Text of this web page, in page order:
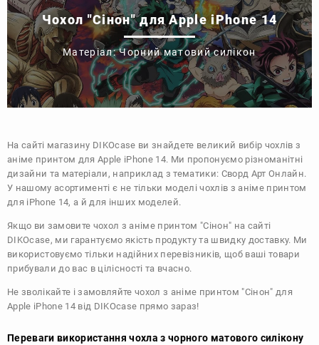
Чохол "Сінон" для Apple iPhone 14
Матеріал: Чорний матовий силікон
На сайті магазину DIKOcase ви знайдете великий вибір чохлів з
аніме принтом для Apple iPhone 14. Ми пропонуємо різноманітні
дизайни та матеріали, наприклад з тематики: Сворд Арт Онлайн.
У нашому асортименті є не тільки моделі чохлів з аніме принтом
для iPhone 14, а й для інших моделей.
Якщо ви замовите чохол з аніме принтом "Сінон" на сайті
DIKOcase, ми гарантуємо якість продукту та швидку доставку. Ми
використовуємо тільки надійних перевізників, щоб ваші товари
прибували до вас в цілісності та вчасно.
Не зволікайте і замовляйте чохол з аніме принтом "Сінон" для
Apple iPhone 14 від DIKOcase прямо зараз!
Переваги використання чохла з чорного матового силікону